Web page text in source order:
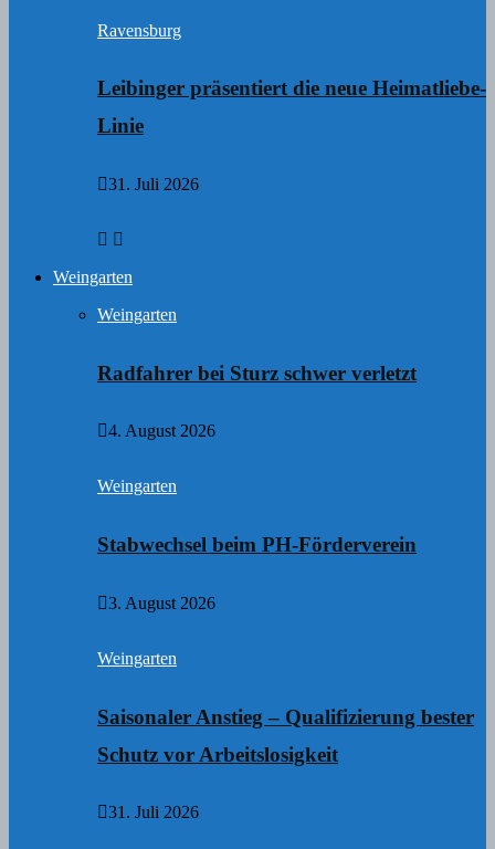
Ravensburg
Leibinger präsentiert die neue Heimatliebe-
Linie
31. Juli 2026
Weingarten
Weingarten
Radfahrer bei Sturz schwer verletzt
4. August 2026
Weingarten
Stabwechsel beim PH-Förderverein
3. August 2026
Weingarten
Saisonaler Anstieg – Qualifizierung bester
Schutz vor Arbeitslosigkeit
31. Juli 2026